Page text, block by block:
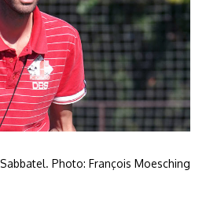
Photo: François Moesching